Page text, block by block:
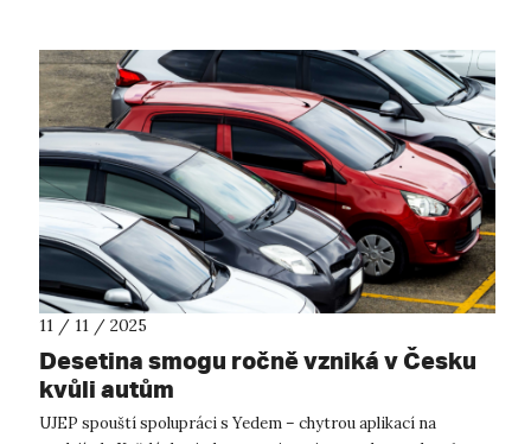
11 / 11 / 2025
Desetina smogu ročně vzniká v Česku
kvůli autům
UJEP spouští spolupráci s Yedem – chytrou aplikací na